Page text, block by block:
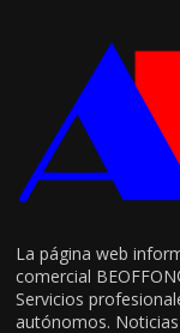
La página web
comercial
Servicios
autónomos.